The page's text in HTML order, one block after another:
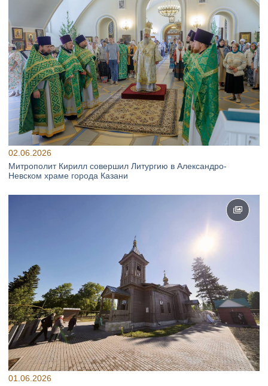
02.06.2026
Митрополит Кирилл совершил Литургию в Александро-
Невском храме города Казани
01.06.2026